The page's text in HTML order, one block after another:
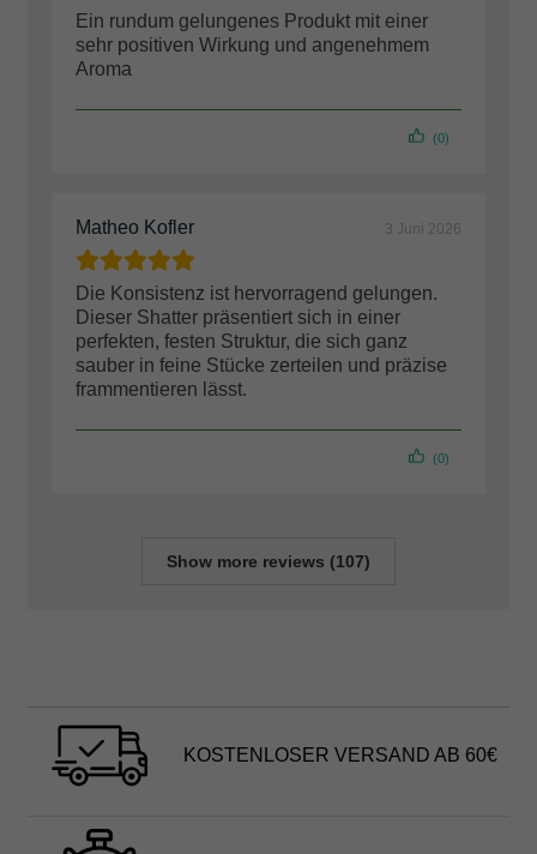
Ein rundum gelungenes Produkt mit einer
sehr positiven Wirkung und angenehmem
Aroma
(0)
Matheo Kofler 3 Juni 2026
Die Konsistenz ist hervorragend gelungen.
Dieser Shatter präsentiert sich in einer
perfekten, festen Struktur, die sich ganz
sauber in feine Stücke zerteilen und präzise
frammentieren lässt.
(0)
Show more reviews (107)
KOSTENLOSER VERSAND AB 60€